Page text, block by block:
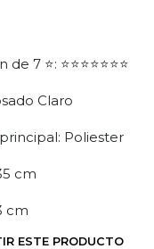
7 ⭐: ⭐⭐⭐⭐⭐⭐⭐
Claro
Poliester
cm
cm
ESTE PRODUCTO